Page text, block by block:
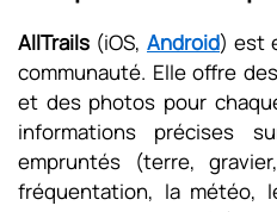
AllTrails (iOS, Android) est
communauté. Elle offre
et des photos pour
informations précises
empruntés (terre,
fréquentation, la météo,